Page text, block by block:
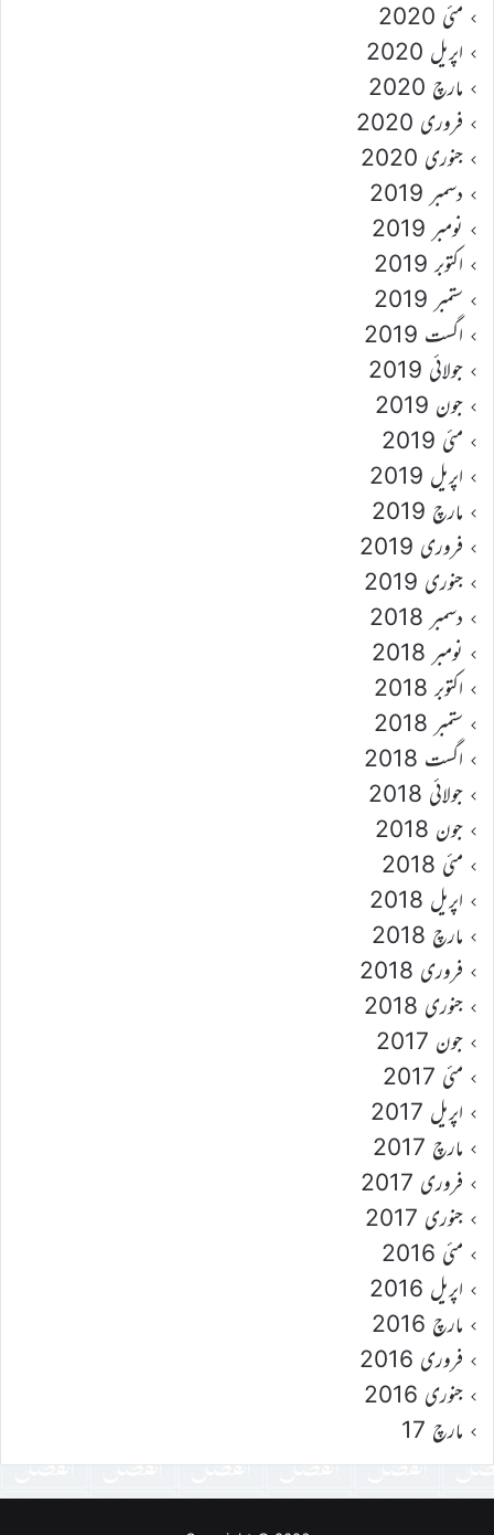
مئی 2020
اپریل 2020
مارچ 2020
فروری 2020
جنوری 2020
دسمبر 2019
نومبر 2019
اکتوبر 2019
ستمبر 2019
اگست 2019
جولائی 2019
جون 2019
مئی 2019
اپریل 2019
مارچ 2019
فروری 2019
جنوری 2019
دسمبر 2018
نومبر 2018
اکتوبر 2018
ستمبر 2018
اگست 2018
جولائی 2018
جون 2018
مئی 2018
اپریل 2018
مارچ 2018
فروری 2018
جنوری 2018
جون 2017
مئی 2017
اپریل 2017
مارچ 2017
فروری 2017
جنوری 2017
مئی 2016
اپریل 2016
مارچ 2016
فروری 2016
جنوری 2016
مارچ 17